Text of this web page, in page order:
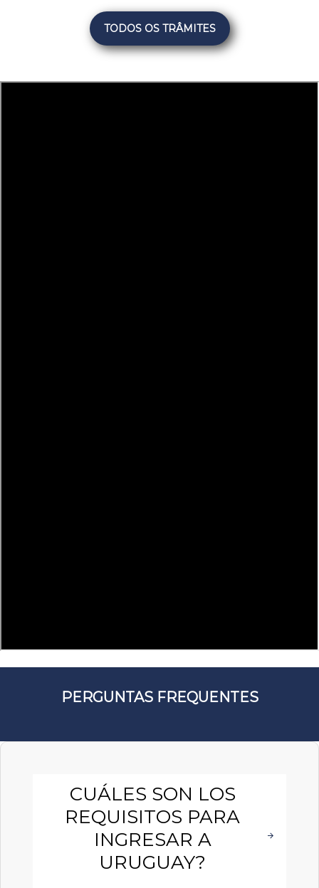
TODOS OS TRÂMITES
PERGUNTAS FREQUENTES
CUÁLES SON LOS
REQUISITOS PARA
INGRESAR A
URUGUAY?